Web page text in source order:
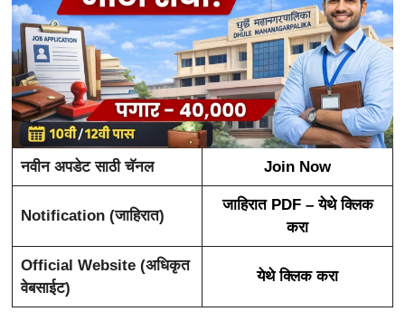
नवीन अपडेट साठी चॅनल Join Now
Notification (जाहिरात)
जाहिरात PDF – येथे क्लिक
करा
Official Website (अधिकृत
वेबसाईट)
येथे क्लिक करा